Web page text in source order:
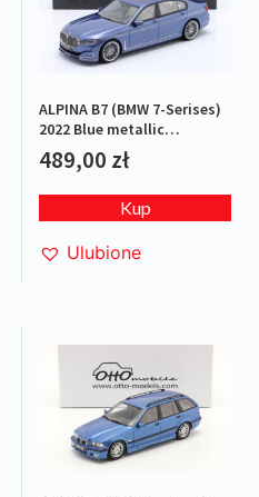
ALPINA B7 (BMW 7-Serises)
2022 Blue metallic
L.E.1/1500
489,00 zł
Kup
Ulubione